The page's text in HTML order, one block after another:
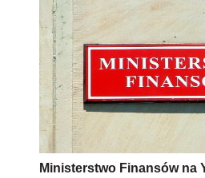
Ministerstwo Finansów na